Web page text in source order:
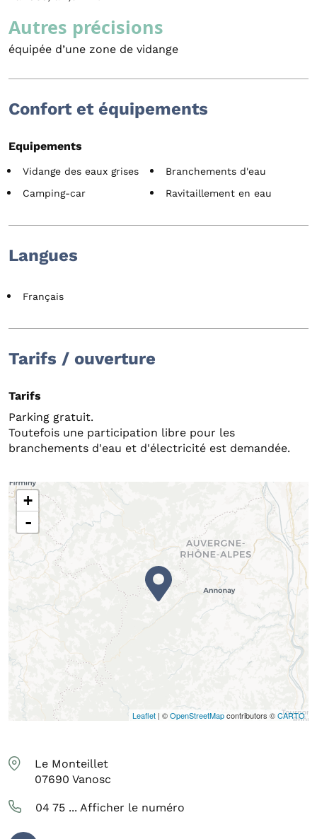
Autres précisions
équipée d’une zone de vidange
Confort et équipements
Equipements
Vidange des eaux grises
Branchements d'eau
Camping-car
Ravitaillement en eau
Langues
Français
Tarifs / ouverture
Tarifs
Parking gratuit.
Toutefois une participation libre pour les
branchements d'eau et d'électricité est demandée.
+
-
Leaflet | ©OpenStreetMapcontributors ©CARTO
Le Monteillet
07690 Vanosc
04 75 ... Afficher le numéro